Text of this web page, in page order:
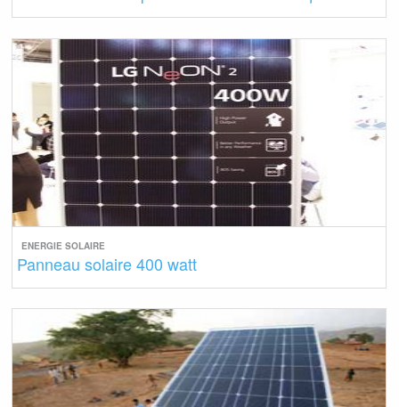
ENERGIE SOLAIRE
Panneau solaire 400 watt